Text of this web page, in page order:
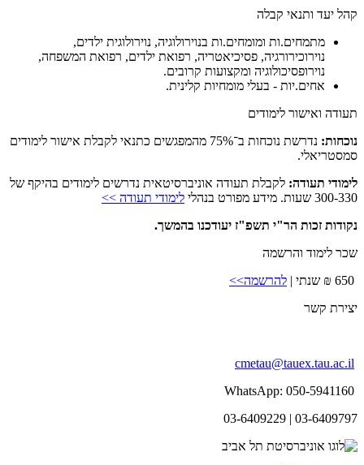
קהל יעד ותנאי קבלה
מתמחים.ות ומומחים.ות בנוירולוגיה, נוירולוגית ילדים,
נוירוכירורגיה, פסיכיאטריה, רפואת ילדים, רפואת המשפחה,
נוירופסיכולוגיה ומקצועות קרובים.
אחים.יות - בעלי מומחיות קלינית.
תעודה ואישור לימודים
נוכחות:
נדרשת נוכחות ב־75% מהמפגשים כתנאי לקבלת אישור לימודים
סמסטריאלי.
לימודי תעודה: לקבלת תעודה אוניברסיטאית נדרשים לימודים בהיקף של
300-330 שעות. מידע מפורט בנהלי
לימודי תעודה >>
נקודות זכות הר"י תשפ"ז יעודכנו בהמשך.
שכר לימוד והרשמה
להרשמה>>
יצירת קשר
cmetau@tauex.tau.ac.il
03-6409797 | 03-6409229